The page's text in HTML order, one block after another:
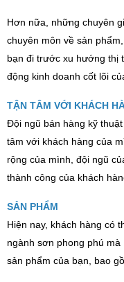
Hơn nữa, những chuyên
chuyên môn về sản
bạn đi trước xu hướng thị
động kinh doanh cốt lõi
TẬN TÂM VỚI KHÁCH
Đội ngũ bán hàng kỹ
tâm với khách hàng của
rộng của mình, đội ngũ
thành công của khách
SẢN PHẨM
Hiện nay, khách hàng có
ngành sơn phong phú
sản phẩm của bạn, bao